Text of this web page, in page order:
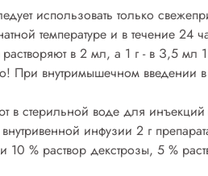
использовать только
температуре и в течение 24
в 2 мл, а 1 г - в З,5
При внутримышечном
в стерильной воде для
инфузии 2 г
% раствор декстрозы, 5 %